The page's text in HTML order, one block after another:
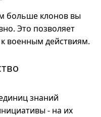
больше клонов вы
Это позволяет
военным действиям.
знаний
- на их